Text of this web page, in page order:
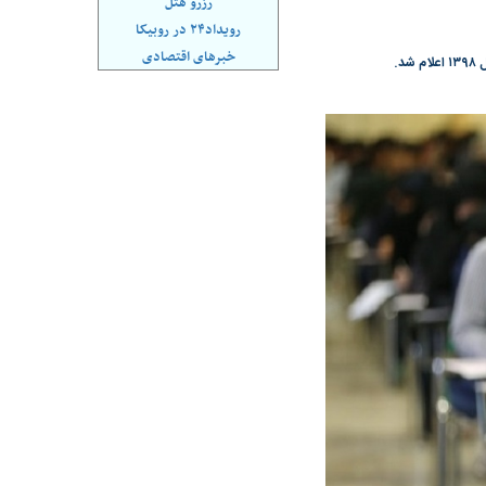
کنوانسیون خزر؛ ترکمانچای جدید یا پایان
یک سوءتفاهم تاریخی؟
و ارزش معاملات
رویداد۲۴ در روبیکا
خبرهای اقتصادی